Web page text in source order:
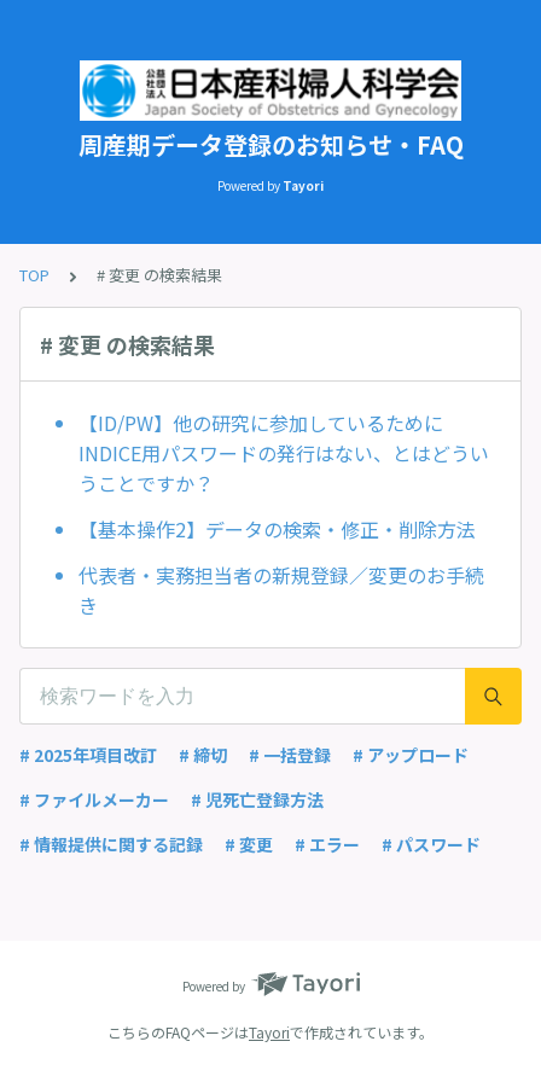
周産期データ登録のお知らせ・FAQ
Powered by Tayori
TOP # 変更 の検索結果
# 変更 の検索結果
【ID/PW】他の研究に参加しているために
INDICE用パスワードの発行はない、とはどうい
うことですか？
【基本操作2】データの検索・修正・削除方法
代表者・実務担当者の新規登録／変更のお手続
き
# 2025年項目改訂 # 締切 # 一括登録
# アップロード
# ファイルメーカー
# 児死亡登録方法
# 情報提供に関する記録
# 変更 # エラー # パスワード
Powered by
こちらのFAQページはTayoriで作成されています。